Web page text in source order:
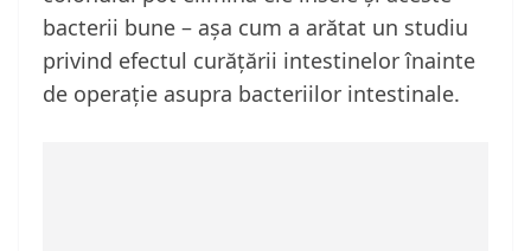
bacterii bune – așa cum a arătat un studiu
privind efectul curățării intestinelor înainte
de operație asupra bacteriilor intestinale.